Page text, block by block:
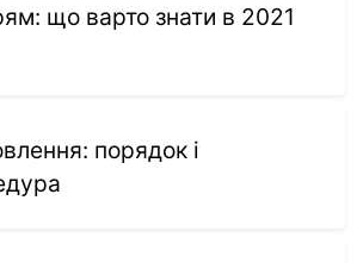
що варто знати в 2021
порядок і